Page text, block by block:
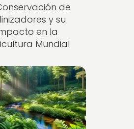
de
y su
en la
Mundial